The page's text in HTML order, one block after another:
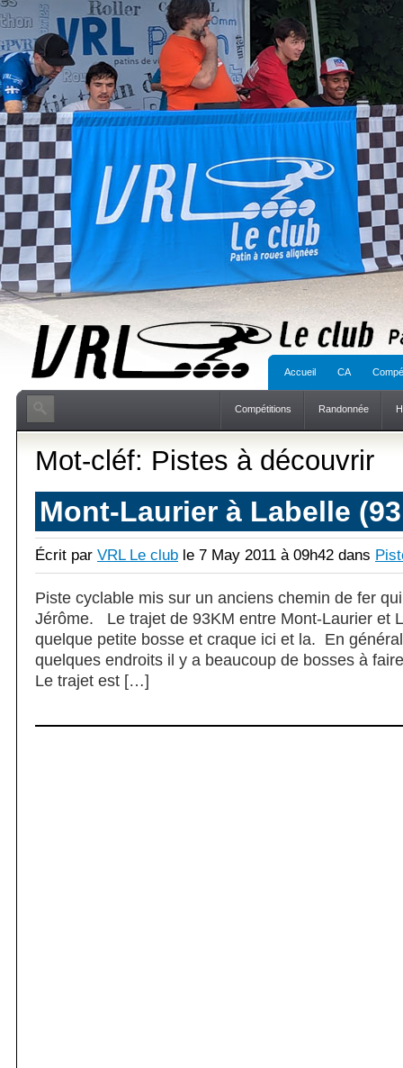
Accueil CA
Compétitions Randonnée
Mot-cléf: Pistes à découvrir
Mont-Laurier à Labelle
Écrit par VRL Le club le 7 May 2011 à 09h42 dans
Piste cyclable mis sur un anciens chemin de fer
Jérôme. Le trajet de 93KM entre Mont-Laurier et
quelque petite bosse et craque ici et la. En
quelques endroits il y a beaucoup de bosses à
Le trajet est […]